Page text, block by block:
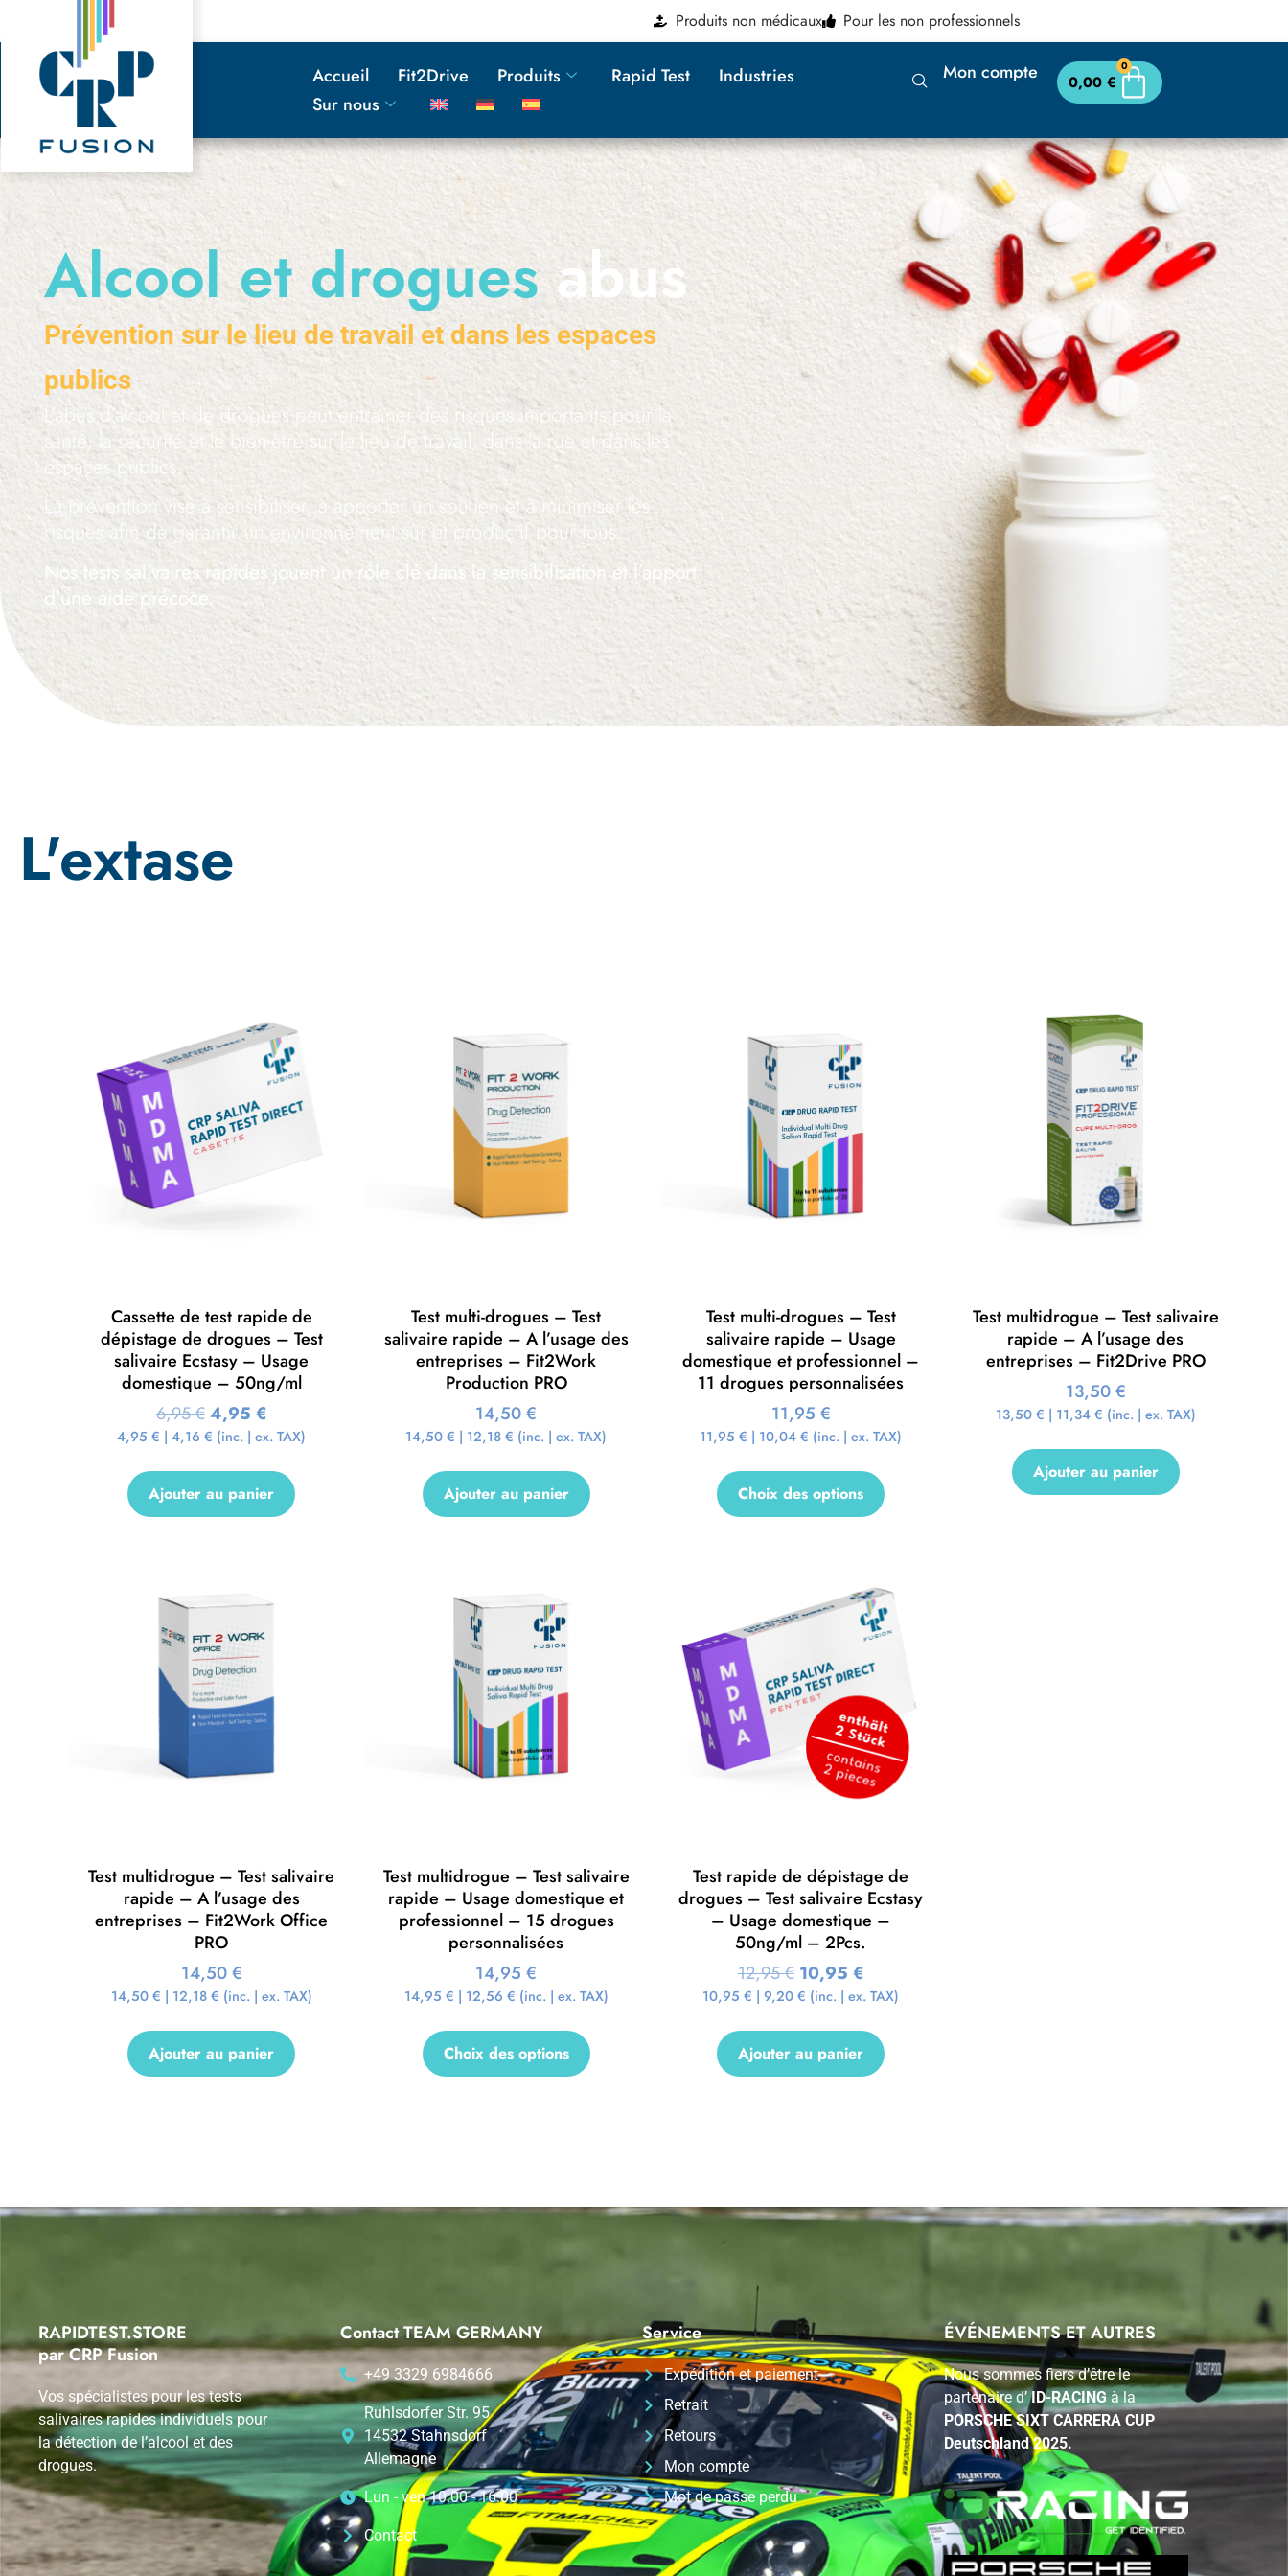
Produits non médicaux Pour les non professionnels
Accueil Fit2Drive Produits Rapid Test
Industries
Sur nous
Mon compte 0,00€
0
Alcool et droguesabus
Prévention sur le lieu de travail et dans les espaces
publics
L’abus d’alcool et de drogues peut entraîner des risques importants pour la
santé, la sécurité et le bien-être sur le lieu de travail, dans la rue et dans les
espaces publics.
La prévention vise à sensibiliser, à apporter un soutien et à minimiser les
risques afin de garantir un environnement sûr et productif pour tous.
Nos tests salivaires rapides jouent un rôle clé dans la sensibilisation et l’apport
d’une aide précoce.
L'extase
Cassette de test rapide de
dépistage de drogues – Test
salivaire Ecstasy – Usage
domestique – 50ng/ml
6,95€ 4,95 €
4,95€ |4,16€ (inc. | ex. TAX)
Ajouter au panier
Test multi-drogues – Test
salivaire rapide – A l’usage des
entreprises – Fit2Work
Production PRO
14,50€
14,50€ | 12,18€ (inc. | ex. TAX)
Ajouter au panier
Test multi-drogues – Test
salivaire rapide – Usage
domestique et professionnel –
11 drogues personnalisées
11,95 €
11,95€ | 10,04€ (inc. | ex. TAX)
Choix des options
Test multidrogue – Test salivaire
rapide – A l’usage des
entreprises – Fit2Drive PRO
13,50€
13,50 € | 11,34 € (inc. | ex. TAX)
Ajouter au panier
Test multidrogue – Test salivaire
rapide – A l’usage des
entreprises – Fit2Work Office
PRO
14,50€
14,50 € | 12,18 € (inc. | ex. TAX)
Ajouter au panier
Test multidrogue – Test salivaire
rapide – Usage domestique et
professionnel – 15 drogues
personnalisées
14,95€
14,95 € | 12,56 € (inc. | ex. TAX)
Choix des options
Test rapide de dépistage de
drogues – Test salivaire Ecstasy
– Usage domestique –
50ng/ml – 2Pcs.
12,95€ 10,95 €
10,95€ |9,20€ (inc. | ex. TAX)
Ajouter au panier
RAPIDTEST.STORE
par CRP Fusion
Vos spécialistes pour les tests
salivaires rapides individuels pour
la détection de l’alcool et des
drogues.
Contact TEAM GERMANY
+49 3329 6984666
Ruhlsdorfer Str. 95
14532 Stahnsdorf
Allemagne
Lun - ven 10.00 - 16.00
Contact
Service
Expédition et paiement
Retrait
Retours
Mon compte
Mot de passe perdu
ÉVÉNEMENTS ET AUTRES
Nous sommes fiers d’être le
partenaire d’ID-RACINGà la
PORSCHE SIXT CARRERA CUP
Deutschland 2025.